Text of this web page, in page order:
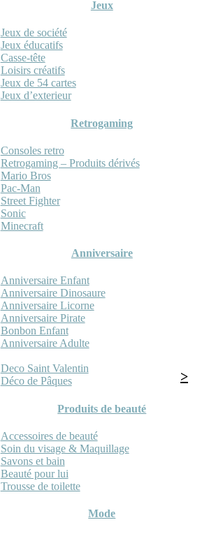
Jeux
Jeux de société
Jeux éducatifs
Casse-tête
Loisirs créatifs
Jeux de 54 cartes
Jeux d’exterieur
Retrogaming
Consoles retro
Retrogaming – Produits dérivés
Mario Bros
Pac-Man
Street Fighter
Sonic
Minecraft
Anniversaire
Anniversaire Enfant
Anniversaire Dinosaure
Anniversaire Licorne
Anniversaire Pirate
Bonbon Enfant
Anniversaire Adulte
Deco Saint Valentin
Déco de Pâques
Produits de beauté
Accessoires de beauté
Soin du visage & Maquillage
Savons et bain
Beauté pour lui
Trousse de toilette
Mode